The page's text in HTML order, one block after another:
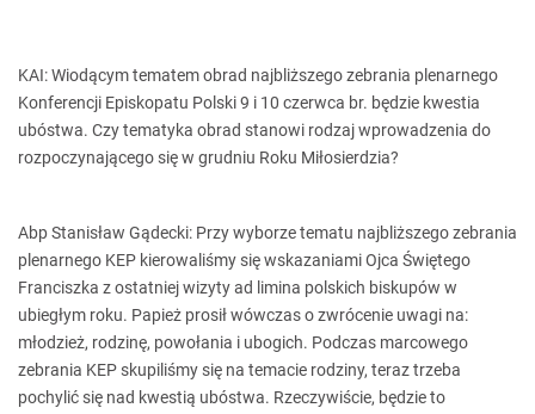
KAI: Wiodącym tematem obrad najbliższego zebrania plenarnego
Konferencji Episkopatu Polski 9 i 10 czerwca br. będzie kwestia
ubóstwa. Czy tematyka obrad stanowi rodzaj wprowadzenia do
rozpoczynającego się w grudniu Roku Miłosierdzia?
Abp Stanisław Gądecki: Przy wyborze tematu najbliższego zebrania
plenarnego KEP kierowaliśmy się wskazaniami Ojca Świętego
Franciszka z ostatniej wizyty ad limina polskich biskupów w
ubiegłym roku. Papież prosił wówczas o zwrócenie uwagi na:
młodzież, rodzinę, powołania i ubogich. Podczas marcowego
zebrania KEP skupiliśmy się na temacie rodziny, teraz trzeba
pochylić się nad kwestią ubóstwa. Rzeczywiście, będzie to